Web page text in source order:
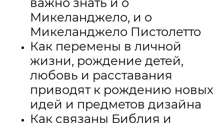
Микеланджело, и о
Микеланджело Пистолетто
Как перемены в личной
жизни, рождение детей,
любовь и расставания
приводят к рождению новых
идей и предметов дизайна
Как связаны Библия и